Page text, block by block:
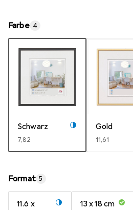
Farbe 4
Schwarz
EUR
7,82
Gold
EUR
11,61
Format 5
11.6 x
13 x 18 cm